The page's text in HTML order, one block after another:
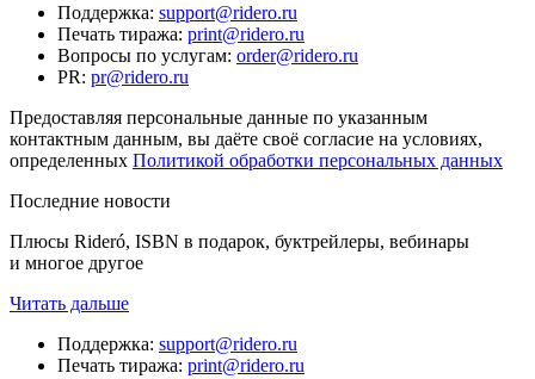
Поддержка: support@ridero.ru
Печать тиража: print@ridero.ru
Вопросы по услугам: order@ridero.ru
PR: pr@ridero.ru
Предоставляя персональные данные по указанным
контактным данным, вы даёте своё согласие на условиях,
определенных Политикой обработки персональных данных
Последние новости
Плюсы Rideró, ISBN в подарок, буктрейлеры, вебинары
и многое другое
Читать дальше
Поддержка: support@ridero.ru
Печать тиража: print@ridero.ru